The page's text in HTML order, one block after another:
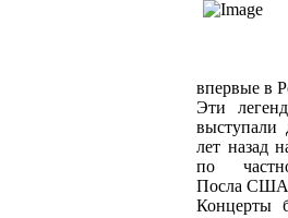
впервые в
Эти
выступали
лет назад
по
Посла
Концерты